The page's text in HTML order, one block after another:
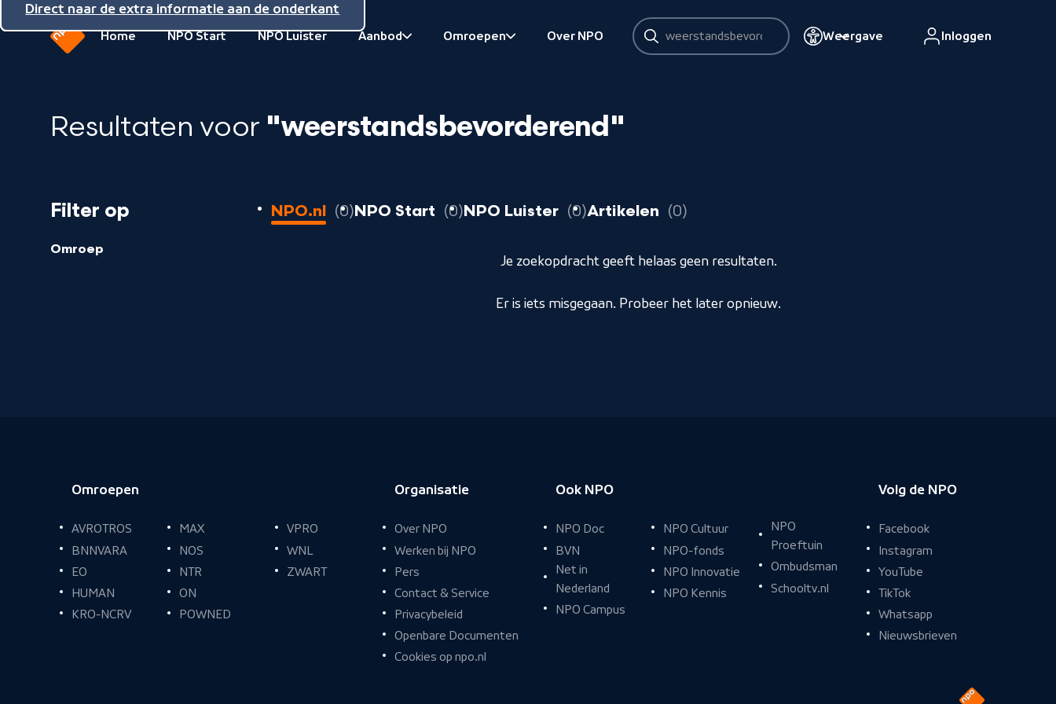
Direct naar de inhoud
Direct naar de hoofdnavigatie
Direct naar de extra informatie aan de onderkant
van
NPO
Home NPO Start NPO Luister
Aanbod
Omroepen
Over NPO
Zoeken
Zoeken
Weergave Inloggen
Resultaten voor "weerstandsbevorderend"
Filter op
Omroep
0
resultaten
NPO.nl 0 resultaten
NPO Start 0 resultaten
NPO Luister 0 resultaten
Artikelen 0
Je zoekopdracht geeft helaas geen resultaten.
Er is iets misgegaan. Probeer het later opnieuw.
Voettekst
Omroepen
AVROTROS
BNNVARA
EO
HUMAN
KRO-NCRV
MAX
NOS
NTR
ON
POWNED
VPRO
WNL
ZWART
Organisatie
Over NPO
Werken bij NPO
Pers
Contact & Service
Privacybeleid
Openbare Documenten
Cookies op npo.nl
Ook NPO
NPO Doc
BVN
Net in
Nederland
NPO Campus
NPO Cultuur
NPO-fonds
NPO Innovatie
NPO Kennis
NPO
Proeftuin
Ombudsman
Schooltv.nl
Volg de NPO
Facebook
Instagram
YouTube
TikTok
Whatsapp
Nieuwsbrieven
Naar